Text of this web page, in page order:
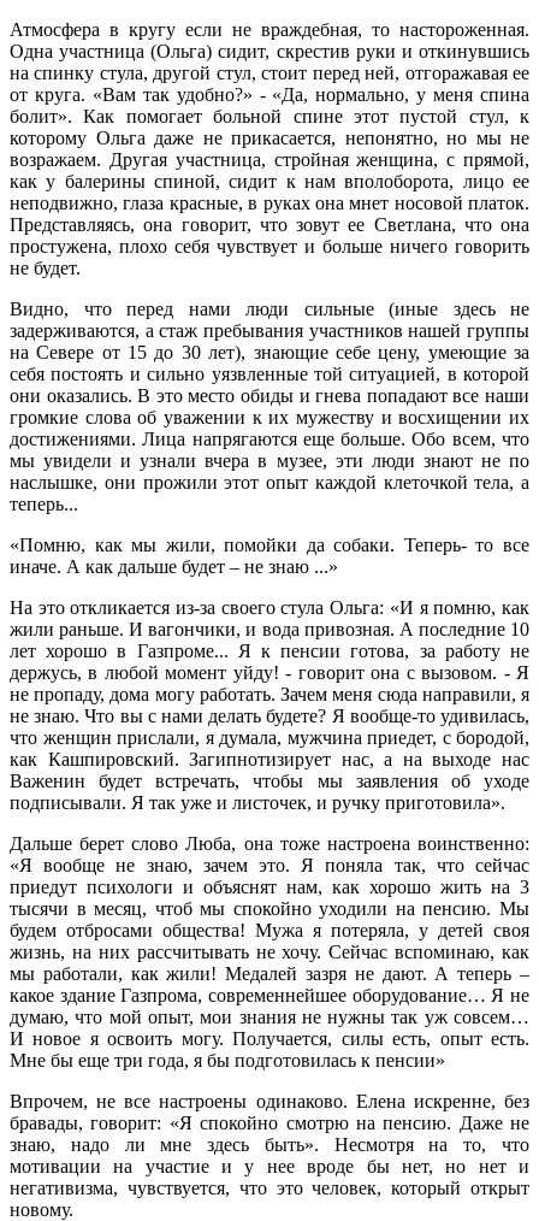
Атмосфера в кругу если не враждебная, то настороженная.
Одна участница (Ольга) сидит, скрестив руки и откинувшись
на спинку стула, другой стул, стоит перед ней, отгоражавая ее
от круга. «Вам так удобно?» - «Да, нормально, у меня спина
болит». Как помогает больной спине этот пустой стул, к
которому Ольга даже не прикасается, непонятно, но мы не
возражаем. Другая участница, стройная женщина, с прямой,
как у балерины спиной, сидит к нам вполоборота, лицо ее
неподвижно, глаза красные, в руках она мнет носовой платок.
Представляясь, она говорит, что зовут ее Светлана, что она
простужена, плохо себя чувствует и больше ничего говорить
не будет.
Видно, что перед нами люди сильные (иные здесь не
задерживаются, а стаж пребывания участников нашей группы
на Севере от 15 до 30 лет), знающие себе цену, умеющие за
себя постоять и сильно уязвленные той ситуацией, в которой
они оказались. В это место обиды и гнева попадают все наши
громкие слова об уважении к их мужеству и восхищении их
достижениями. Лица напрягаются еще больше. Обо всем, что
мы увидели и узнали вчера в музее, эти люди знают не по
наслышке, они прожили этот опыт каждой клеточкой тела, а
теперь...
«Помню, как мы жили, помойки да собаки. Теперь- то все
иначе. А как дальше будет – не знаю ...»
На это откликается из-за своего стула Ольга: «И я помню, как
жили раньше. И вагончики, и вода привозная. А последние 10
лет хорошо в Газпроме... Я к пенсии готова, за работу не
держусь, в любой момент уйду! - говорит она с вызовом. - Я
не пропаду, дома могу работать. Зачем меня сюда направили, я
не знаю. Что вы с нами делать будете? Я вообще-то удивилась,
что женщин прислали, я думала, мужчина приедет, с бородой,
как Кашпировский. Загипнотизирует нас, а на выходе нас
Важенин будет встречать, чтобы мы заявления об уходе
подписывали. Я так уже и листочек, и ручку приготовила».
Дальше берет слово Люба, она тоже настроена воинственно:
«Я вообще не знаю, зачем это. Я поняла так, что сейчас
приедут психологи и объяснят нам, как хорошо жить на 3
тысячи в месяц, чтоб мы спокойно уходили на пенсию. Мы
будем отбросами общества! Мужа я потеряла, у детей своя
жизнь, на них рассчитывать не хочу. Сейчас вспоминаю, как
мы работали, как жили! Медалей зазря не дают. А теперь –
какое здание Газпрома, современнейшее оборудование… Я не
думаю, что мой опыт, мои знания не нужны так уж совсем…
И новое я освоить могу. Получается, силы есть, опыт есть.
Мне бы еще три года, я бы подготовилась к пенсии»
Впрочем, не все настроены одинаково. Елена искренне, без
бравады, говорит: «Я спокойно смотрю на пенсию. Даже не
знаю, надо ли мне здесь быть». Несмотря на то, что
мотивации на участие и у нее вроде бы нет, но нет и
негативизма, чувствуется, что это человек, который открыт
новому.